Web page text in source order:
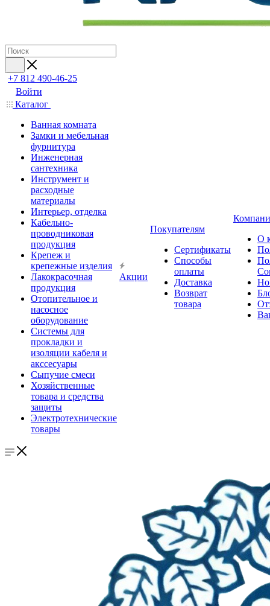
+7 812 490-46-25
Войти
Каталог
Ванная комната
Замки и мебельная
фурнитура
Инженерная
сантехника
Инструмент и
расходные
материалы
Интерьер, отделка
Кабельно-
проводниковая
продукция
Крепеж и
крепежные изделия
Лакокрасочная
продукция
Отопительное и
насосное
оборудование
Системы для
прокладки и
изоляции кабеля и
акссесуары
Сыпучие смеси
Хозяйственные
товара и средства
защиты
Электротехнические
товары
Акции
Покупателям
Сертификаты
Способы
оплаты
Доставка
Возврат
товара
О